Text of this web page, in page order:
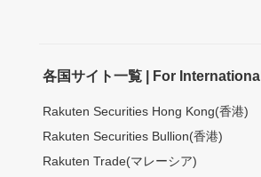
各国サイト一覧 | For International
Rakuten Securities Hong Kong(香港)
Rakuten Securities Bullion(香港)
Rakuten Trade(マレーシア)